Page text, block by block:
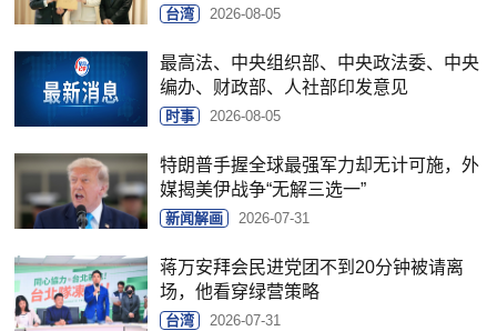
台湾 2026-08-05
最高法、中央组织部、中央政法委、中央
编办、财政部、人社部印发意见
时事 2026-08-05
特朗普手握全球最强军力却无计可施，外
媒揭美伊战争“无解三选一”
新闻解画 2026-07-31
蒋万安拜会民进党团不到20分钟被请离
场，他看穿绿营策略
台湾 2026-07-31